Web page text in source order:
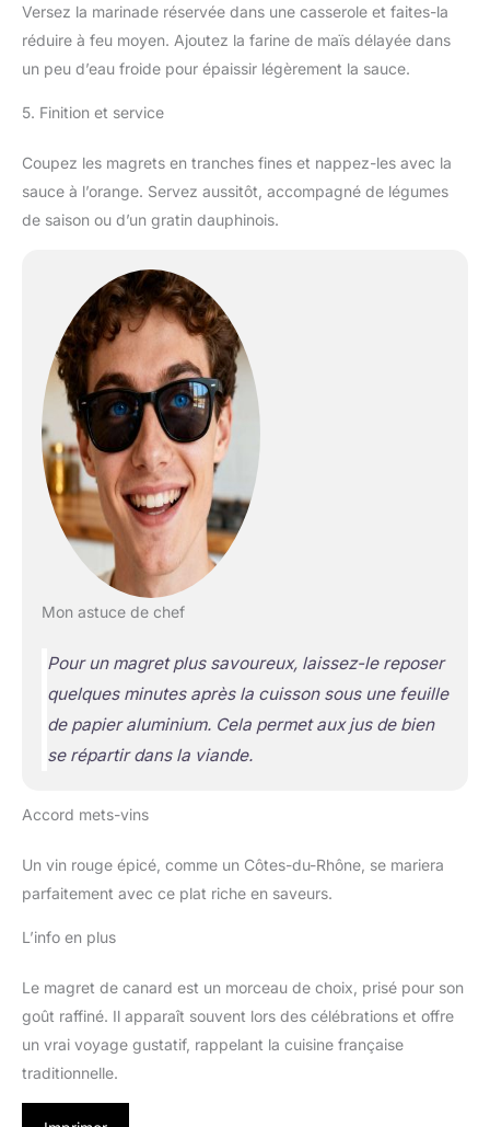
Versez la marinade réservée dans une casserole et faites-la
réduire à feu moyen. Ajoutez la farine de maïs délayée dans
un peu d’eau froide pour épaissir légèrement la sauce.
5. Finition et service
Coupez les magrets en tranches fines et nappez-les avec la
sauce à l’orange. Servez aussitôt, accompagné de légumes
de saison ou d’un gratin dauphinois.
Mon astuce de chef
Pour un magret plus savoureux, laissez-le reposer
quelques minutes après la cuisson sous une feuille
de papier aluminium. Cela permet aux jus de bien
se répartir dans la viande.
Accord mets-vins
Un vin rouge épicé, comme un Côtes-du-Rhône, se mariera
parfaitement avec ce plat riche en saveurs.
L’info en plus
Le magret de canard est un morceau de choix, prisé pour son
goût raffiné. Il apparaît souvent lors des célébrations et offre
un vrai voyage gustatif, rappelant la cuisine française
traditionnelle.